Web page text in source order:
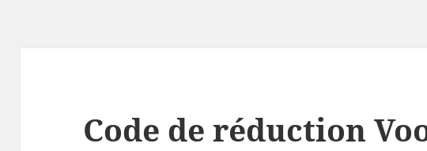
Code de réduction